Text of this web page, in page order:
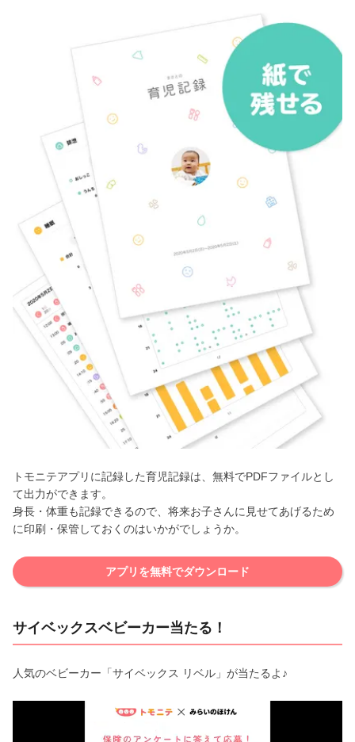
トモニテアプリに記録した育児記録は、無料でPDFファイルとし
て出力ができます。
身長・体重も記録できるので、将来お子さんに見せてあげるため
に印刷・保管しておくのはいかがでしょうか。
アプリを無料でダウンロード
サイベックスベビーカー当たる！
人気のベビーカー「サイベックス リベル」が当たるよ♪